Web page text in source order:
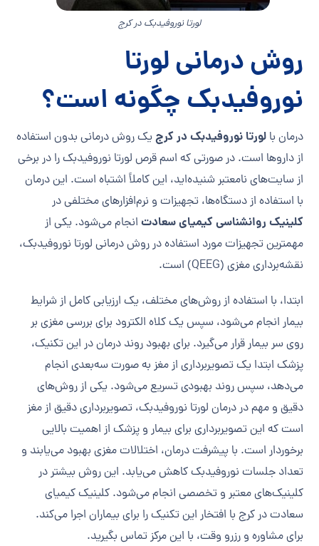
لورتا نوروفیدبک در کرج
روش درمانی لورتا
نوروفیدبک چگونه است؟
درمان بالورتا نوروفیدبک در کرجیک روش درمانی بدون استفاده
از داروها است. در صورتی که اسم قرص لورتا نوروفیدبک را در برخی
از سایت‌های نامعتبر شنیده‌اید، این کاملاً اشتباه است. این درمان
با استفاده از دستگاه‌ها، تجهیزات و نرم‌افزارهای مختلفی در
کلینیک روانشناسی کیمیای سعادت انجام می‌شود. یکی از
مهمترین تجهیزات مورد استفاده در روش درمانی لورتا نوروفیدبک،
نقشه‌برداری مغزی (QEEG) است.
ابتدا، با استفاده از روش‌های مختلف، یک ارزیابی کامل از شرایط
بیمار انجام می‌شود، سپس یک کلاه الکترود برای بررسی مغزی بر
روی سر بیمار قرار می‌گیرد. برای بهبود روند درمان در این تکنیک،
پزشک ابتدا یک تصویربرداری از مغز به صورت سه‌بعدی انجام
می‌دهد، سپس روند بهبودی تسریع می‌شود. یکی از روش‌های
دقیق و مهم در درمان لورتا نوروفیدبک، تصویربرداری دقیق از مغز
است که این تصویربرداری برای بیمار و پزشک از اهمیت بالایی
برخوردار است. با پیشرفت درمان، اختلالات مغزی بهبود می‌یابند و
تعداد جلسات نوروفیدبک کاهش می‌یابد. این روش بیشتر در
کلینیک‌های معتبر و تخصصی انجام می‌شود. کلینیک کیمیای
سعادت در کرج با افتخار این تکنیک را برای بیماران اجرا می‌کند.
برای مشاوره و رزرو وقت، با این مرکز تماس بگیرید.